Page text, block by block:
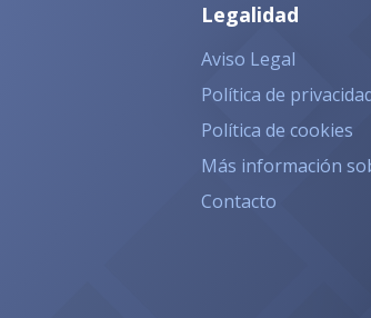
Legalidad
Aviso Legal
Política de
Política de cookies
Más información
Contacto